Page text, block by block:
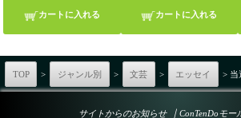
カートに入れる カートに入れる
TOP > ジャンル別 > 文芸 > エッセイ > 当
サイトからのお知らせ ｜ ConTenDoモー